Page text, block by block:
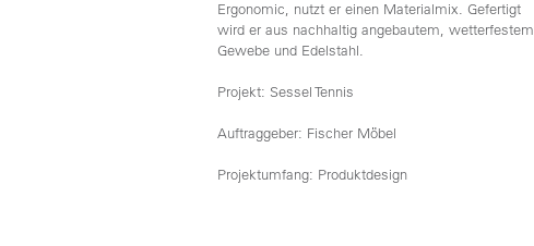
Ergonomic, nutzt er einen Materialmix. Gefertigt
wird er aus nachhaltig angebautem, wetterfestem
Gewebe und Edelstahl.
Projekt: Sessel Tennis
Auftraggeber: Fischer Möbel
Projektumfang: Produktdesign